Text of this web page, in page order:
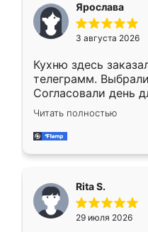
Ярослава
3 августа 2026
Кухню здесь
телеграмм.
Согласовали день
недели кухня была
довольны работой.
мебель за
Читать полностью
Rita S.
29 июля 2026